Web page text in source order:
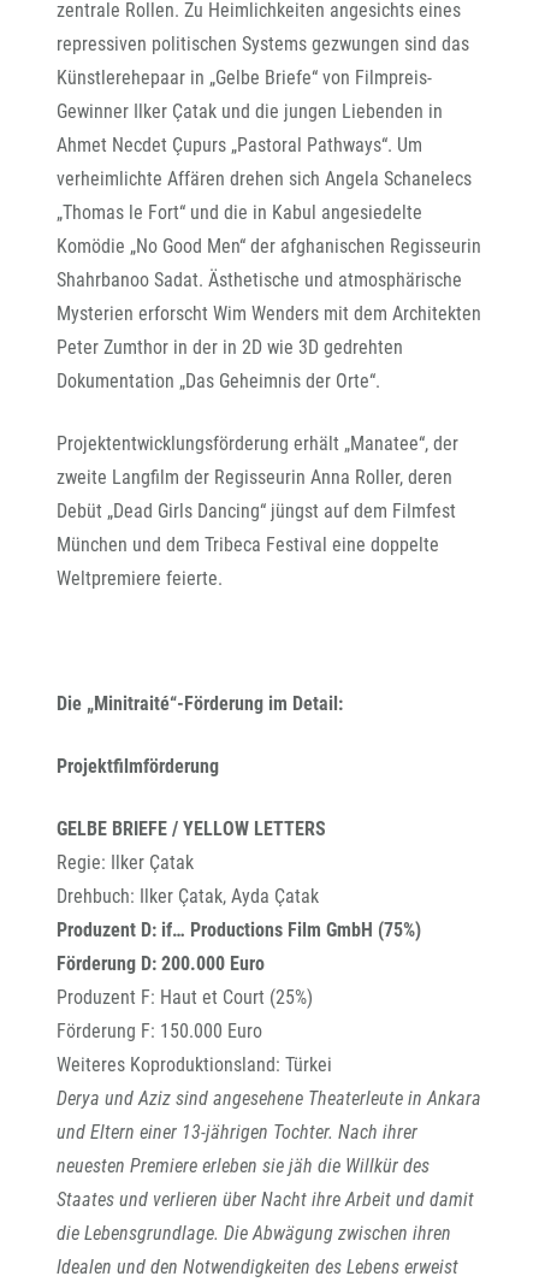
zentrale Rollen. Zu Heimlichkeiten angesichts eines
repressiven politischen Systems gezwungen sind das
Künstlerehepaar in „Gelbe Briefe“ von Filmpreis-
Gewinner Ilker Çatak und die jungen Liebenden in
Ahmet Necdet Çupurs „Pastoral Pathways“. Um
verheimlichte Affären drehen sich Angela Schanelecs
„Thomas le Fort“ und die in Kabul angesiedelte
Komödie „No Good Men“ der afghanischen Regisseurin
Shahrbanoo Sadat. Ästhetische und atmosphärische
Mysterien erforscht Wim Wenders mit dem Architekten
Peter Zumthor in der in 2D wie 3D gedrehten
Dokumentation „Das Geheimnis der Orte“.
Projektentwicklungsförderung erhält „Manatee“, der
zweite Langfilm der Regisseurin Anna Roller, deren
Debüt „Dead Girls Dancing“ jüngst auf dem Filmfest
München und dem Tribeca Festival eine doppelte
Weltpremiere feierte.
Die „Minitraité“-Förderung im Detail:
Projektfilmförderung
GELBE BRIEFE / YELLOW LETTERS
Regie: Ilker Çatak
Drehbuch: Ilker Çatak, Ayda Çatak
Produzent D: if… Productions Film GmbH (75%)
Förderung D: 200.000 Euro
Produzent F: Haut et Court (25%)
Förderung F: 150.000 Euro
Weiteres Koproduktionsland: Türkei
Derya und Aziz sind angesehene Theaterleute in Ankara
und Eltern einer 13-jährigen Tochter. Nach ihrer
neuesten Premiere erleben sie jäh die Willkür des
Staates und verlieren über Nacht ihre Arbeit und damit
die Lebensgrundlage. Die Abwägung zwischen ihren
Idealen und den Notwendigkeiten des Lebens erweist